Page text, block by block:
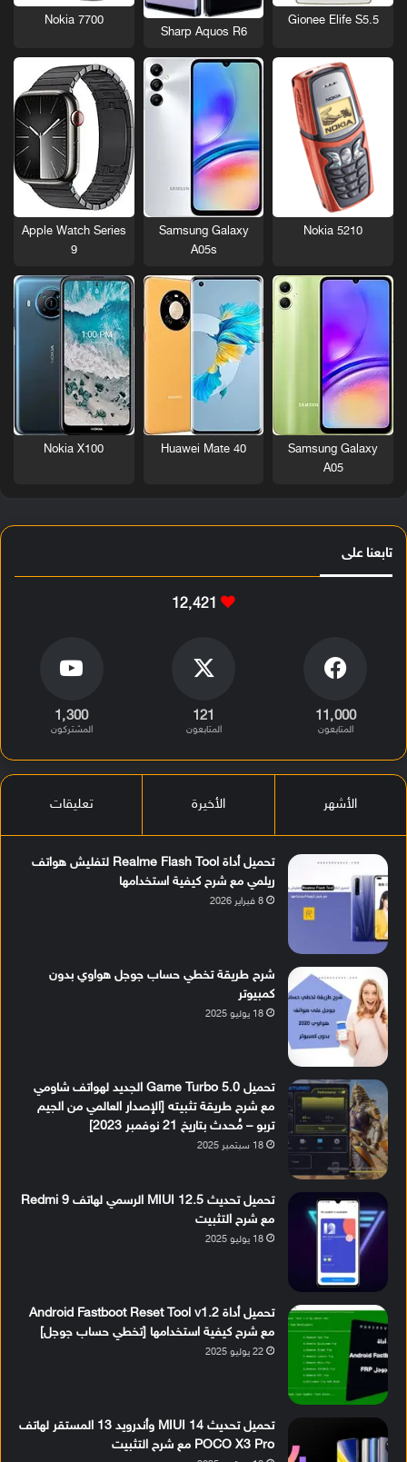
Gionee Elife S5.5
Sharp Aquos R6
Nokia 7700
Nokia 5210
Samsung Galaxy
A05s
Apple Watch Series
9
Samsung Galaxy
A05
Huawei Mate 40
Nokia X100
تابعنا على
12٬421
11٬000
المتابعون
121
المتابعون
1٬300
المشتركون
الأشهر الأخيرة تعليقات
تحميل أداة Realme Flash Tool لتفليش هواتف
ريلمي مع شرح كيفية استخدامها
8 فبراير 2026
شرح طريقة تخطي حساب جوجل هواوي بدون
كمبيوتر
18 يوليو 2025
تحميل Game Turbo 5.0 الجديد لهواتف شاومي
مع شرح طريقة تثبيته [الإصدار العالمي من الجيم
تربو – مُحدث بتاريخ 21 نوفمبر 2023]
18 سبتمبر 2025
تحميل تحديث MIUI 12.5 الرسمي لهاتف Redmi 9
مع شرح التثبيت
18 يوليو 2025
تحميل أداة Android Fastboot Reset Tool v1.2
مع شرح كيفية استخدامها [تخطي حساب جوجل]
22 يوليو 2025
تحميل تحديث MIUI 14 وأندرويد 13 المستقر لهاتف
POCO X3 Pro مع شرح التثبيت